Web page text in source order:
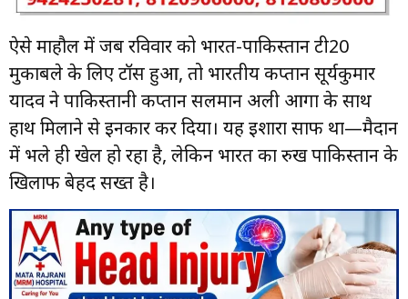
ऐसे माहौल में जब रविवार को भारत-पाकिस्तान टी20
मुकाबले के लिए टॉस हुआ, तो भारतीय कप्तान सूर्यकुमार
यादव ने पाकिस्तानी कप्तान सलमान अली आगा के साथ
हाथ मिलाने से इनकार कर दिया। यह इशारा साफ था—मैदान
में भले ही खेल हो रहा है, लेकिन भारत का रुख पाकिस्तान के
खिलाफ बेहद सख्त है।